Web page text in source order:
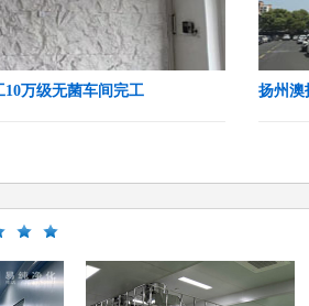
万级无菌车间完工 扬州澳